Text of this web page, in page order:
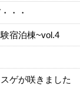
・・
宿泊棟~vol.4
ゲが咲きました